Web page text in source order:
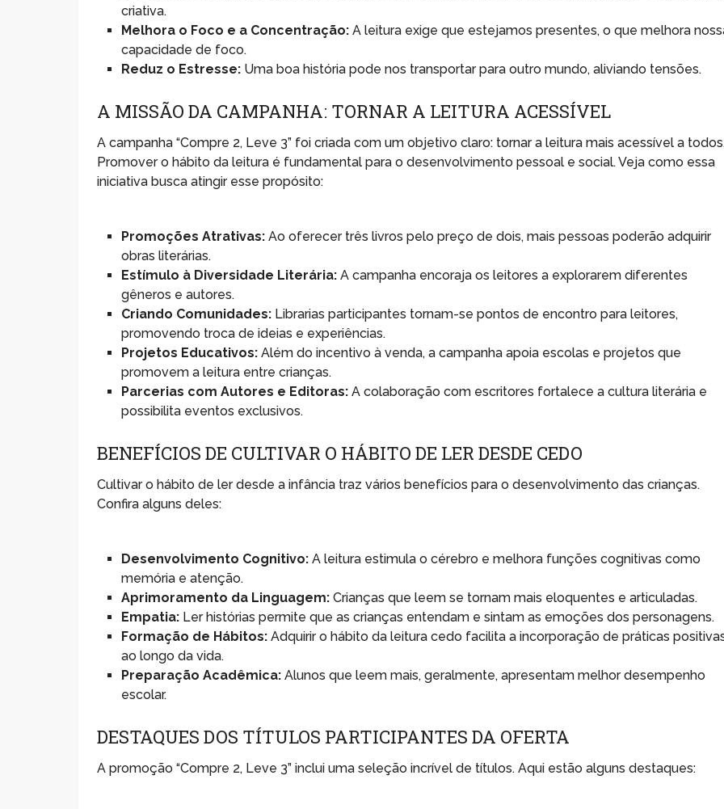
criativa.
Melhora o Foco e a Concentração: A leitura exige que estejamos presentes, o que melhora
capacidade de foco.
Reduz o Estresse: Uma boa história pode nos transportar para outro mundo, aliviando tensões.
A MISSÃO DA CAMPANHA: TORNAR A LEITURA ACESSÍVEL
A campanha “Compre 2, Leve 3” foi criada com um objetivo claro: tornar a leitura mais acessível a
Promover o hábito da leitura é fundamental para o desenvolvimento pessoal e social. Veja como essa
iniciativa busca atingir esse propósito:
Promoções Atrativas: Ao oferecer três livros pelo preço de dois, mais pessoas poderão adquirir
obras literárias.
Estímulo à Diversidade Literária: A campanha encoraja os leitores a explorarem diferentes
gêneros e autores.
Criando Comunidades: Librarias participantes tornam-se pontos de encontro para leitores,
promovendo troca de ideias e experiências.
Projetos Educativos: Além do incentivo à venda, a campanha apoia escolas e projetos que
promovem a leitura entre crianças.
Parcerias com Autores e Editoras: A colaboração com escritores fortalece a cultura literária e
possibilita eventos exclusivos.
BENEFÍCIOS DE CULTIVAR O HÁBITO DE LER DESDE CEDO
Cultivar o hábito de ler desde a infância traz vários benefícios para o desenvolvimento das crianças.
Confira alguns deles:
Desenvolvimento Cognitivo: A leitura estimula o cérebro e melhora funções cognitivas como
memória e atenção.
Aprimoramento da Linguagem: Crianças que leem se tornam mais eloquentes e articuladas.
Empatia: Ler histórias permite que as crianças entendam e sintam as emoções dos personagens.
Formação de Hábitos: Adquirir o hábito da leitura cedo facilita a incorporação de práticas
ao longo da vida.
Preparação Acadêmica: Alunos que leem mais, geralmente, apresentam melhor desempenho
escolar.
DESTAQUES DOS TÍTULOS PARTICIPANTES DA OFERTA
A promoção “Compre 2, Leve 3” inclui uma seleção incrível de títulos. Aqui estão alguns destaques: